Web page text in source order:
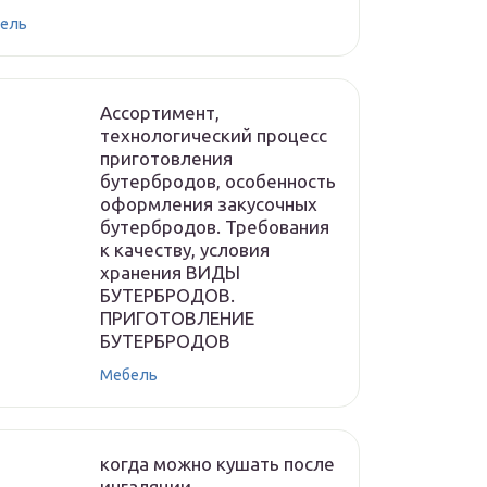
Ассортимент,
технологический процесс
приготовления
бутербродов, особенность
оформления закусочных
бутербродов. Требования
к качеству, условия
хранения ВИДЫ
БУТЕРБРОДОВ.
ПРИГОТОВЛЕНИЕ
БУТЕРБРОДОВ
Мебель
когда можно кушать после